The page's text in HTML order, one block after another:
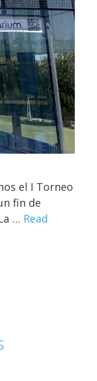
el I Torneo
fin de
… Read